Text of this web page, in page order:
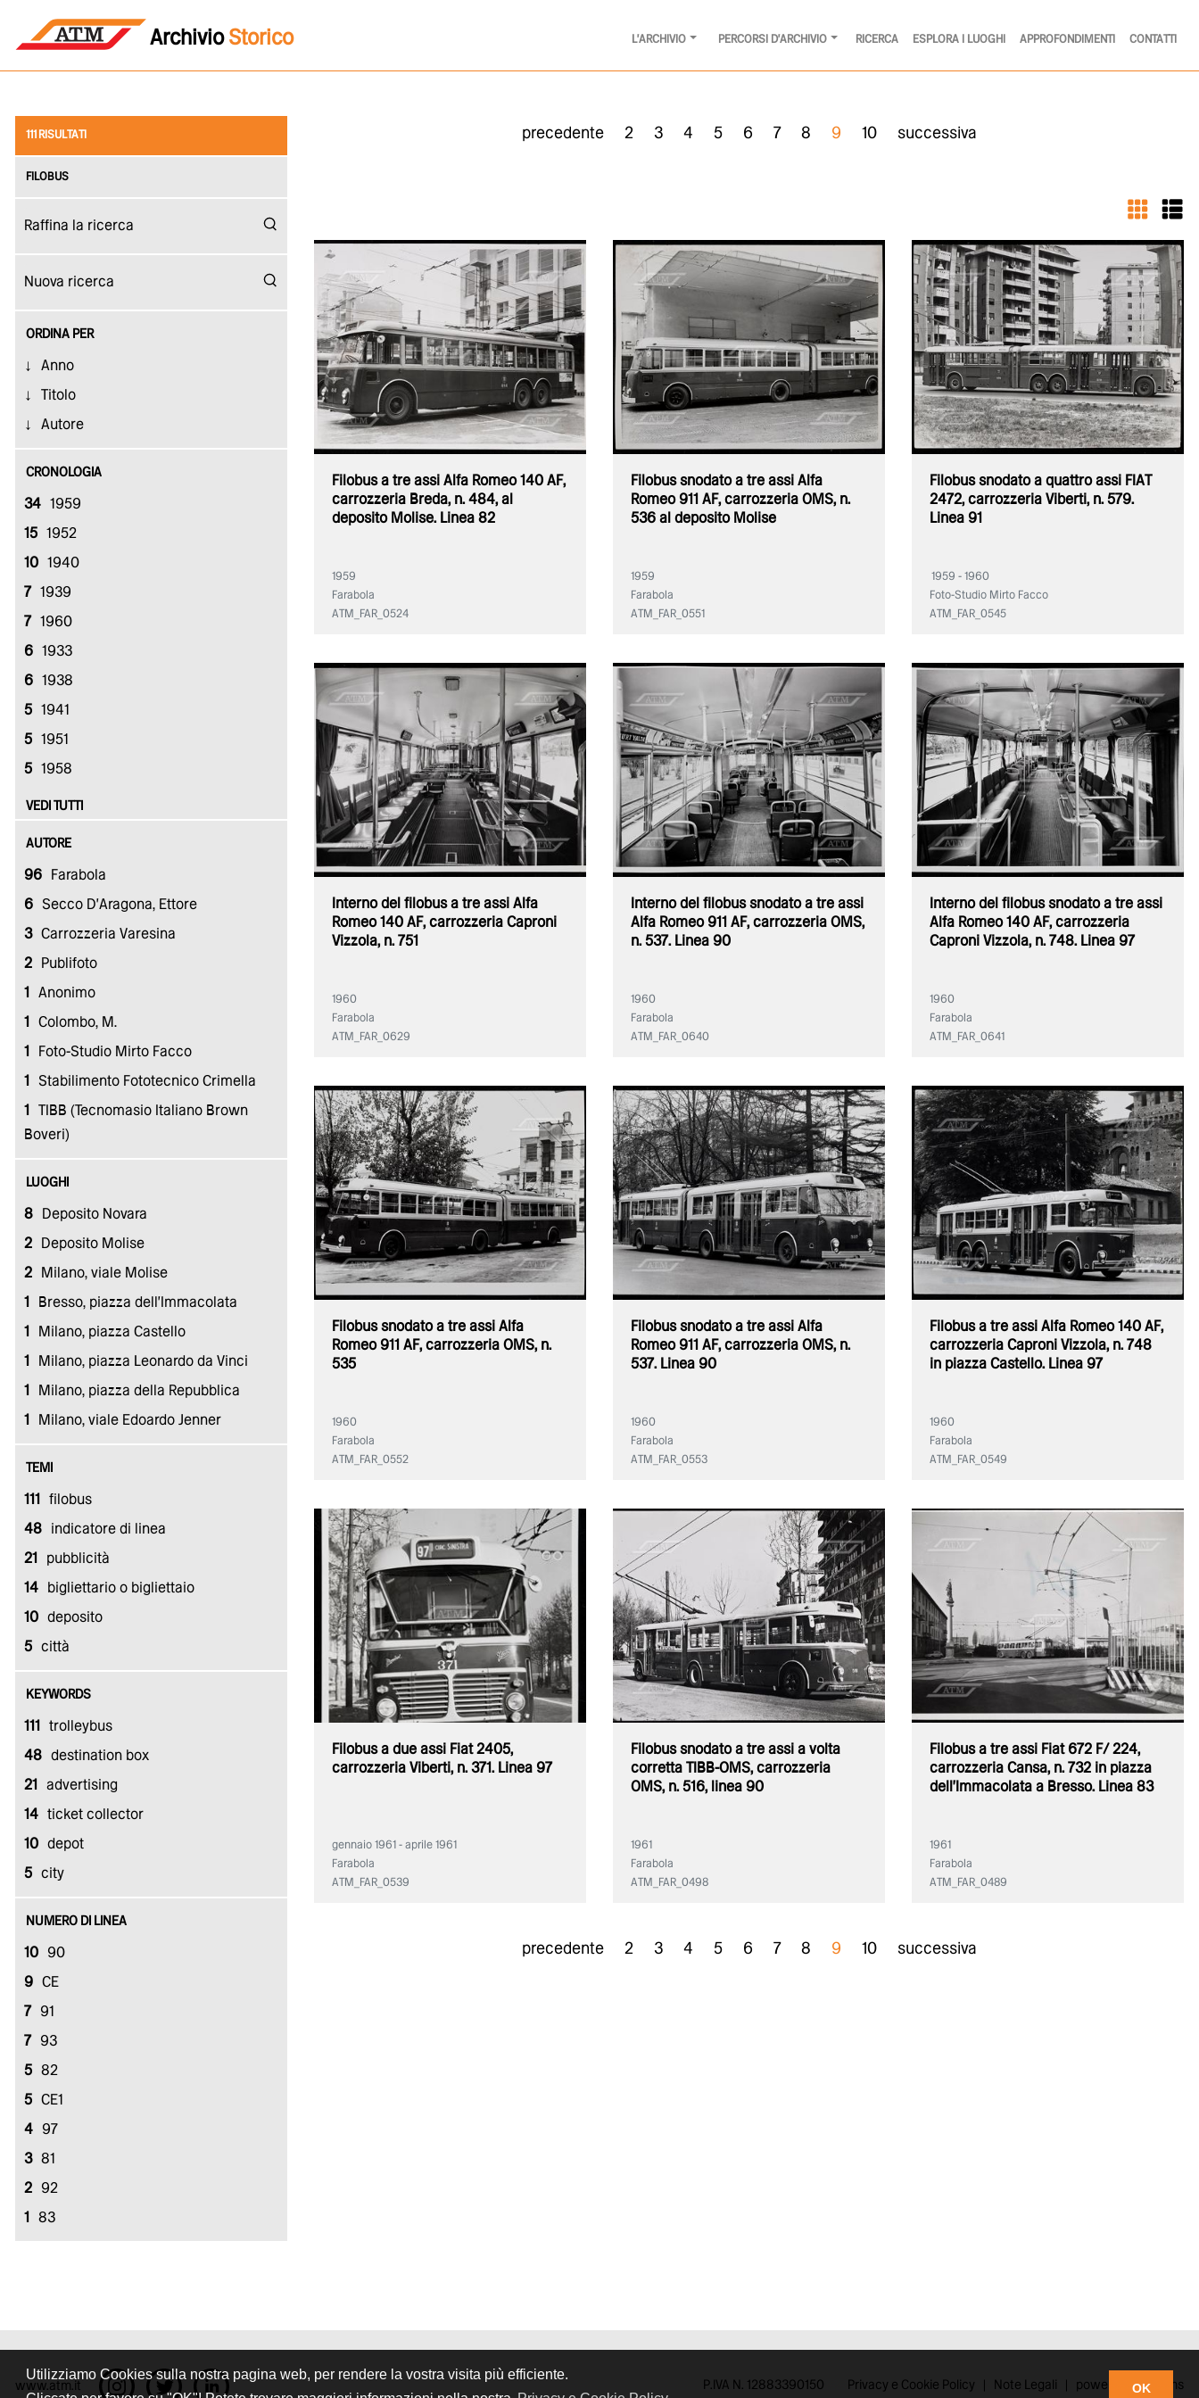
Utilizziamo Cookies sulla nostra pagina web, per rendere la vostra visita più efficiente.
OK
Archivio Storico L'ARCHIVIO PERCORSI D'ARCHIVIO RICERCA ESPLORA I LUOGHI APPROFONDIMENTI CONTATTI
111 RISULTATI
FILOBUS
ORDINA PER
Anno
Titolo
Autore
CRONOLOGIA
34 1959
15 1952
10 1940
7 1939
7 1960
6 1933
6 1938
5 1941
5 1951
5 1958
VEDI TUTTI
AUTORE
96 Farabola
6 Secco D'Aragona, Ettore
3 Carrozzeria Varesina
2 Publifoto
1 Anonimo
1 Colombo, M.
1 Foto-Studio Mirto Facco
1 Stabilimento Fototecnico Crimella
1
TIBB (Tecnomasio Italiano Brown
Boveri)
LUOGHI
8 Deposito Novara
2 Deposito Molise
2 Milano, viale Molise
1 Bresso, piazza dell'Immacolata
1 Milano, piazza Castello
1 Milano, piazza Leonardo da Vinci
1 Milano, piazza della Repubblica
1 Milano, viale Edoardo Jenner
TEMI
111 filobus
48 indicatore di linea
21 pubblicità
14 bigliettario o bigliettaio
10 deposito
5 città
KEYWORDS
111 trolleybus
48 destination box
21 advertising
14 ticket collector
10 depot
5 city
NUMERO DI LINEA
10 90
9 CE
7 91
7 93
5 82
5 CE1
4 97
3 81
2 92
1 83
precedente 2 3 4 5 6 7 8 9 10 successiva
Filobus a tre assi Alfa Romeo 140 AF,
carrozzeria Breda, n. 484, al
deposito Molise. Linea 82
1959
Farabola
ATM_FAR_0524
Filobus snodato a tre assi Alfa
Romeo 911 AF, carrozzeria OMS, n.
536 al deposito Molise
1959
Farabola
ATM_FAR_0551
Filobus snodato a quattro assi FIAT
2472, carrozzeria Viberti, n. 579.
Linea 91
1959 - 1960
Foto-Studio Mirto Facco
ATM_FAR_0545
Interno del filobus a tre assi Alfa
Romeo 140 AF, carrozzeria Caproni
Vizzola, n. 751
1960
Farabola
ATM_FAR_0629
Interno del filobus snodato a tre assi
Alfa Romeo 911 AF, carrozzeria OMS,
n. 537. Linea 90
1960
Farabola
ATM_FAR_0640
Interno del filobus snodato a tre assi
Alfa Romeo 140 AF, carrozzeria
Caproni Vizzola, n. 748. Linea 97
1960
Farabola
ATM_FAR_0641
Filobus snodato a tre assi Alfa
Romeo 911 AF, carrozzeria OMS, n.
535
1960
Farabola
ATM_FAR_0552
Filobus snodato a tre assi Alfa
Romeo 911 AF, carrozzeria OMS, n.
537. Linea 90
1960
Farabola
ATM_FAR_0553
Filobus a tre assi Alfa Romeo 140 AF,
carrozzeria Caproni Vizzola, n. 748
in piazza Castello. Linea 97
1960
Farabola
ATM_FAR_0549
Filobus a due assi Fiat 2405,
carrozzeria Viberti, n. 371. Linea 97
gennaio 1961 - aprile 1961
Farabola
ATM_FAR_0539
Filobus snodato a tre assi a volta
corretta TIBB-OMS, carrozzeria
OMS, n. 516, linea 90
1961
Farabola
ATM_FAR_0498
Filobus a tre assi Fiat 672 F/ 224,
carrozzeria Cansa, n. 732 in piazza
dell'Immacolata a Bresso. Linea 83
1961
Farabola
ATM_FAR_0489
precedente 2 3 4 5 6 7 8 9 10 successiva
www.atm.it P.IVA N. 12883390150 Privacy e Cookie Policy Note Legali powered by xDams